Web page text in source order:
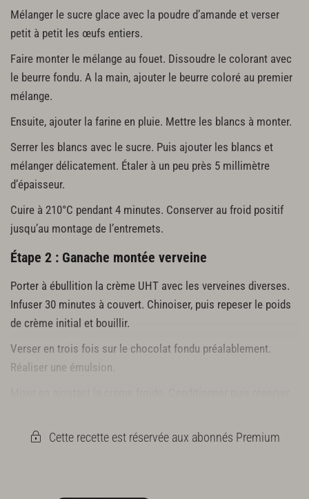
180 g de pistaches torréfiées
92 g d'amandes calibrées torréfiées
143 g de chocolat dulcey Valrhona
92 g de beurre noisette
82 g de beurre de cacao
Mélanger le sucre glace avec la poudre d’amande et verser
petit à petit les œufs entiers.
Faire monter le mélange au fouet. Dissoudre le colorant avec
le beurre fondu. A la main, ajouter le beurre coloré au premier
mélange.
Ensuite, ajouter la farine en pluie. Mettre les blancs à monter.
Serrer les blancs avec le sucre. Puis ajouter les blancs et
mélanger délicatement. Étaler à un peu près 5 millimètre
d’épaisseur.
Cuire à 210°C pendant 4 minutes. Conserver au froid positif
jusqu’au montage de l’entremets.
Étape 2 : Ganache montée verveine
Porter à ébullition la crème UHT avec les verveines diverses.
Infuser 30 minutes à couvert. Chinoiser, puis repeser le poids
de crème initial et bouillir.
Verser en trois fois sur le chocolat fondu préalablement.
Réaliser une émulsion.
Cette recette est réservée aux abonnés Premium